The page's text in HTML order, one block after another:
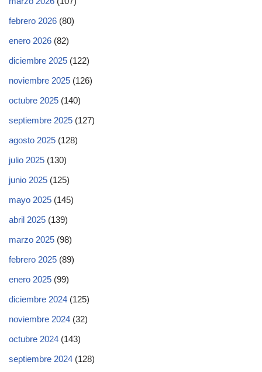
febrero 2026 (80)
enero 2026 (82)
diciembre 2025 (122)
noviembre 2025 (126)
octubre 2025 (140)
septiembre 2025 (127)
agosto 2025 (128)
julio 2025 (130)
junio 2025 (125)
mayo 2025 (145)
abril 2025 (139)
marzo 2025 (98)
febrero 2025 (89)
enero 2025 (99)
diciembre 2024 (125)
noviembre 2024 (32)
octubre 2024 (143)
septiembre 2024 (128)